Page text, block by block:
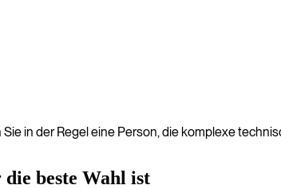
in der Regel eine Person, die komplexe
beste Wahl ist